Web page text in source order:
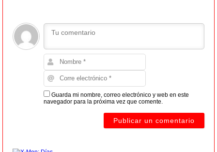
Guarda mi nombre, correo electrónico y web en este
navegador para la próxima vez que comente.